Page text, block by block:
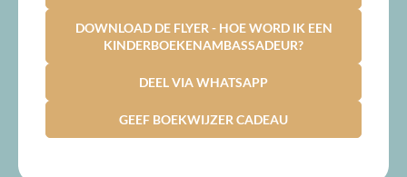
DOWNLOAD DE FLYER - HOE WORD IK EEN
KINDERBOEKENAMBASSADEUR?
DEEL VIA WHATSAPP
GEEF BOEKWIJZER CADEAU